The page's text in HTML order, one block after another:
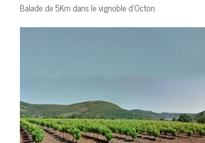
Balade de 5Km dans le vignoble d’Octon.